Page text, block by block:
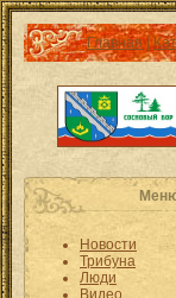
Главная|
Новости
Трибуна
Люди
Видео